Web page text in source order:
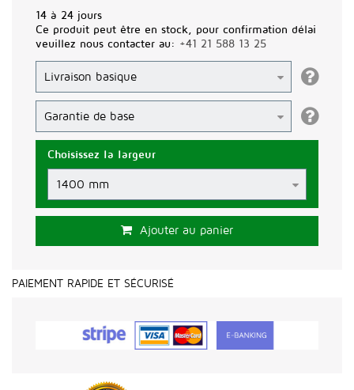
14 à 24 jours
Ce produit peut être en stock, pour confirmation délai
veuillez nous contacter au: +41 21 588 13 25
Choisissez la largeur
Ajouter au panier
PAIEMENT RAPIDE ET SÉCURISÉ